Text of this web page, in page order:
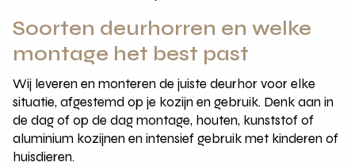
Soorten deurhorren en welke
montage het best past
Wij leveren en monteren de juiste deurhor voor elke
situatie, afgestemd op je kozijn en gebruik. Denk aan in
de dag of op de dag montage, houten, kunststof of
aluminium kozijnen en intensief gebruik met kinderen of
huisdieren.